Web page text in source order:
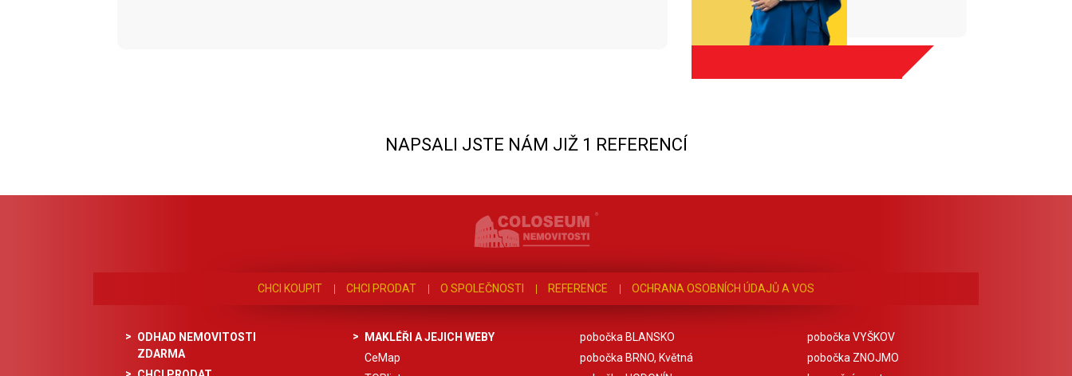
NAPSALI JSTE NÁM JIŽ 1 REFERENCÍ
CHCI KOUPIT CHCI PRODAT O SPOLEČNOSTI REFERENCE OCHRANA OSOBNÍCH ÚDAJŮ A VOS
ODHAD NEMOVITOSTI
ZDARMA
MAKLÉŘI A JEJICH WEBY
CeMap
pobočka BLANSKO
pobočka BRNO, Květná
pobočka VYŠKOV
pobočka ZNOJMO